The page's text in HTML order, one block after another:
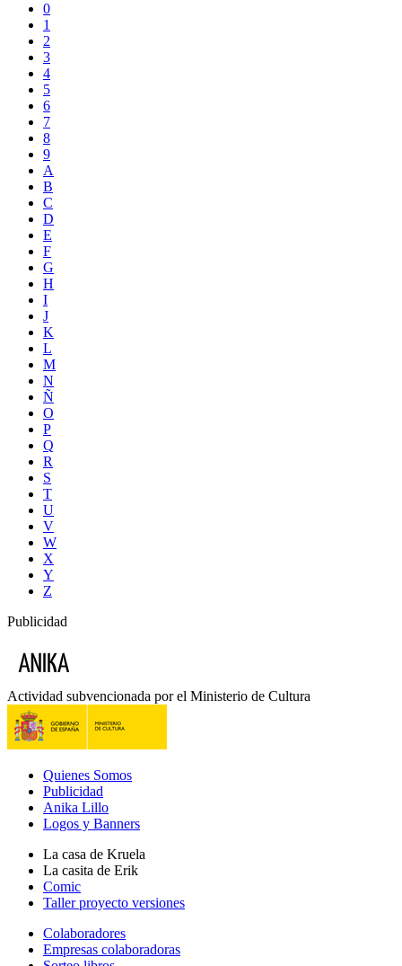
0
1
2
3
4
5
6
7
8
9
A
B
C
D
E
F
G
H
I
J
K
L
M
N
Ñ
O
P
Q
R
S
T
U
V
W
X
Y
Z
Publicidad
Actividad subvencionada por el Ministerio de Cultura
Quienes Somos
Publicidad
Anika Lillo
Logos y Banners
La casa de Kruela
La casita de Erik
Comic
Taller proyecto versiones
Colaboradores
Empresas colaboradoras